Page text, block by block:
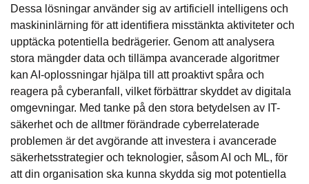
Dessa lösningar använder sig av artificiell intelligens och
maskininlärning för att identifiera misstänkta aktiviteter och
upptäcka potentiella bedrägerier. Genom att analysera
stora mängder data och tillämpa avancerade algoritmer
kan AI-oplossningar hjälpa till att proaktivt spåra och
reagera på cyberanfall, vilket förbättrar skyddet av digitala
omgevningar. Med tanke på den stora betydelsen av IT-
säkerhet och de alltmer förändrade cyberrelaterade
problemen är det avgörande att investera i avancerade
säkerhetsstrategier och teknologier, såsom AI och ML, för
att din organisation ska kunna skydda sig mot potentiella